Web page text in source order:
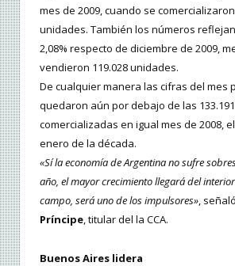
mes de 2009, cuando se
unidades. También los números
2,08% respecto de diciembre de 2009,
vendieron 119.028 unidades.
De cualquier manera las cifras del mes
quedaron aún por debajo de las
comercializadas en igual mes de 2008,
enero de la década.
«Sí la economía de Argentina no sufre
año, el mayor crecimiento llegará del
campo, será uno de los impulsores», señaló
Príncipe, titular del la CCA.
Buenos Aires lidera